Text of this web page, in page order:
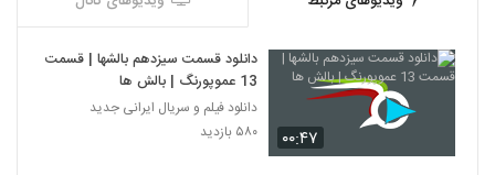
۰۰:۴۷
دانلود قسمت سیزدهم بالشها | قسمت
13 عموپورنگ | بالش ها
دانلود فیلم و سریال ایرانی جدید
۵۸۰ بازدید